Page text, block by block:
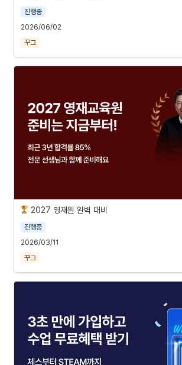
진행중
2026/06/02
꾸그
2027 영재원 완벽 대비
진행중
2026/03/11
꾸그